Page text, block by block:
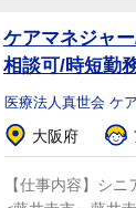
ケアマネジャ
相談可/時短勤
医療法人真世会 ケ
大阪府
【仕事内容】シ